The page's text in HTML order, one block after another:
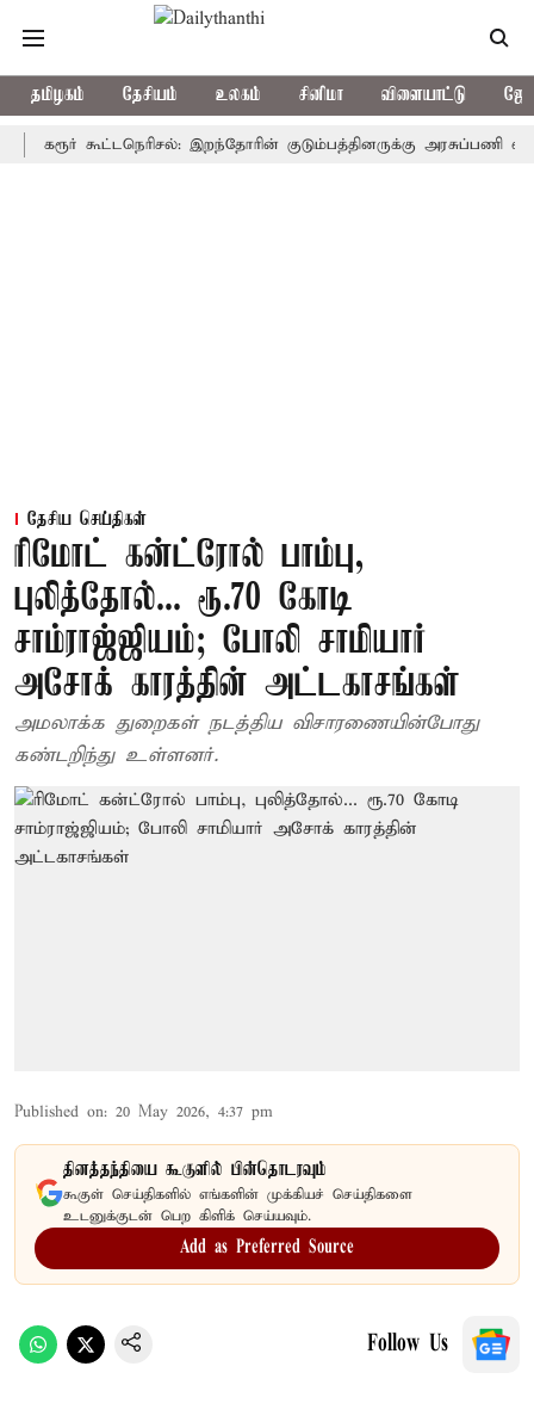
தமிழகம் தேசியம் உலகம் சினிமா விளையாட்டு
கூட்டநெரிசல்: இறந்தோரின் குடும்பத்தினருக்கு அரசுப்பணி வழக்கு;
தேசிய செய்திகள்
ரிமோட் கன்ட்ரோல் பாம்பு,
புலித்தோல்... ரூ.70 கோடி
சாம்ராஜ்ஜியம்; போலி சாமியார்
அசோக் காரத்தின் அட்டகாசங்கள்
அமலாக்க துறைகள் நடத்திய விசாரணையின்போது
கண்டறிந்து உள்ளனர்.
Published on: 20 May 2026, 4:37 pm
தினத்தந்தியை கூகுளில் பின்தொடரவும்
கூகுள் செய்திகளில் எங்களின் முக்கியச் செய்திகளை
உடனுக்குடன் பெற கிளிக் செய்யவும்.
Add as Preferred Source
Follow Us